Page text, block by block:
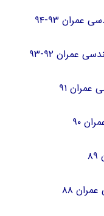
۹۳-۹۴
۹۲-۹۳
۹۱
۹۰
۸۸